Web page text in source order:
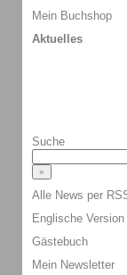
Mein Buchshop
Aktuelles
Suche
Alle News per
Englische Version
Gästebuch
Mein Newsletter